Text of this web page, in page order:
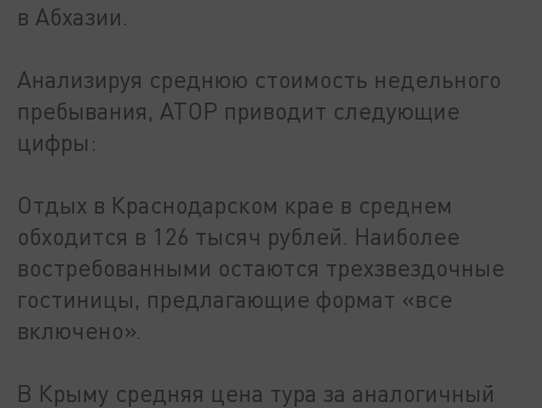
в Абхазии.
Анализируя среднюю стоимость недельного
пребывания, АТОР приводит следующие
цифры:
Отдых в Краснодарском крае в среднем
обходится в 126 тысяч рублей. Наиболее
востребованными остаются трехзвездочные
гостиницы, предлагающие формат «все
включено».
В Крыму средняя цена тура за аналогичный